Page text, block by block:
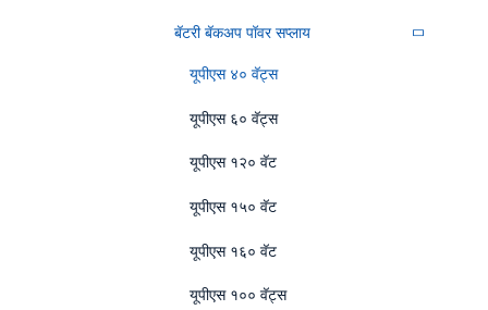
बॅटरी बॅकअप पॉवर सप्लाय
यूपीएस ४० वॅट्स
यूपीएस ६० वॅट्स
यूपीएस १२० वॅट
यूपीएस १५० वॅट
यूपीएस १६० वॅट
यूपीएस १०० वॅट्स